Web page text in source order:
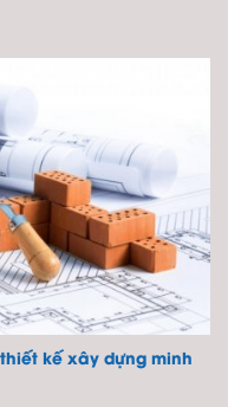
kế xây dựng minh